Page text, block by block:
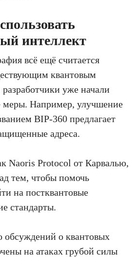
интеллект
всё ещё считается
квантовым
уже начали
меры. Например, улучшение
BIP-360 предлагает
адреса.
Naoris Protocol от Карвалью,
тем, чтобы помочь
на постквантовые
стандарты.
обсуждений о квантовых
на атаках грубой силы